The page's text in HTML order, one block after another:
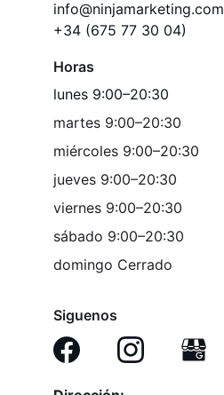
info@ninjamarketing.com
Siguenos
+34 (675 77 30 04)
Horas
lunes 9:00–20:30
martes 9:00–20:30
miércoles 9:00–20:30
jueves 9:00–20:30
viernes 9:00–20:30
sábado 9:00–20:30
domingo Cerrado